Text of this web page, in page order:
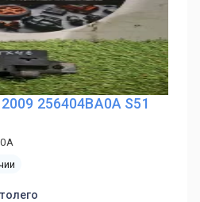
256404BA0A S51